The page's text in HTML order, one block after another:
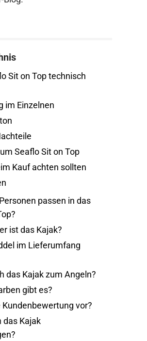
Sit on Top technisch
im Einzelnen
Seaflo Sit on Top
Kauf achten sollten
passen in das
ist das Kajak?
im Lieferumfang
das Kajak zum Angeln?
gibt es?
Kundenbewertung vor?
das Kajak